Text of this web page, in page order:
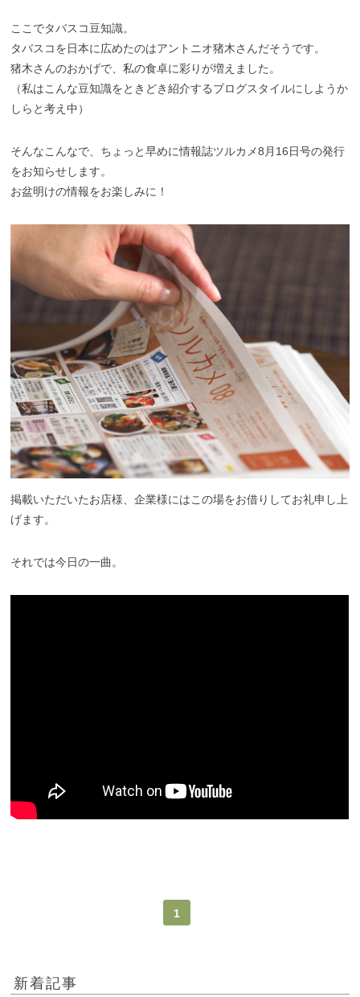
ここでタバスコ豆知識。
タバスコを日本に広めたのはアントニオ猪木さんだそうです。
猪木さんのおかげで、私の食卓に彩りが増えました。
（私はこんな豆知識をときどき紹介するブログスタイルにしようか
しらと考え中）
そんなこんなで、ちょっと早めに情報誌ツルカメ8月16日号の発行
をお知らせします。
お盆明けの情報をお楽しみに！
掲載いただいたお店様、企業様にはこの場をお借りしてお礼申し上
げます。
それでは今日の一曲。
1
新着記事